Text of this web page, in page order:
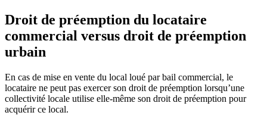
Droit de préemption du locataire
commercial versus droit de préemption
urbain
En cas de mise en vente du local loué par bail commercial, le
locataire ne peut pas exercer son droit de préemption lorsqu’une
collectivité locale utilise elle-même son droit de préemption pour
acquérir ce local.